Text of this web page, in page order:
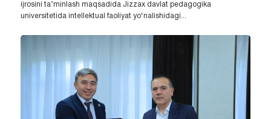
ijrosini ta’minlash maqsadida Jizzax davlat pedagogika
universitetida intellektual faoliyat yo‘nalishidagi...